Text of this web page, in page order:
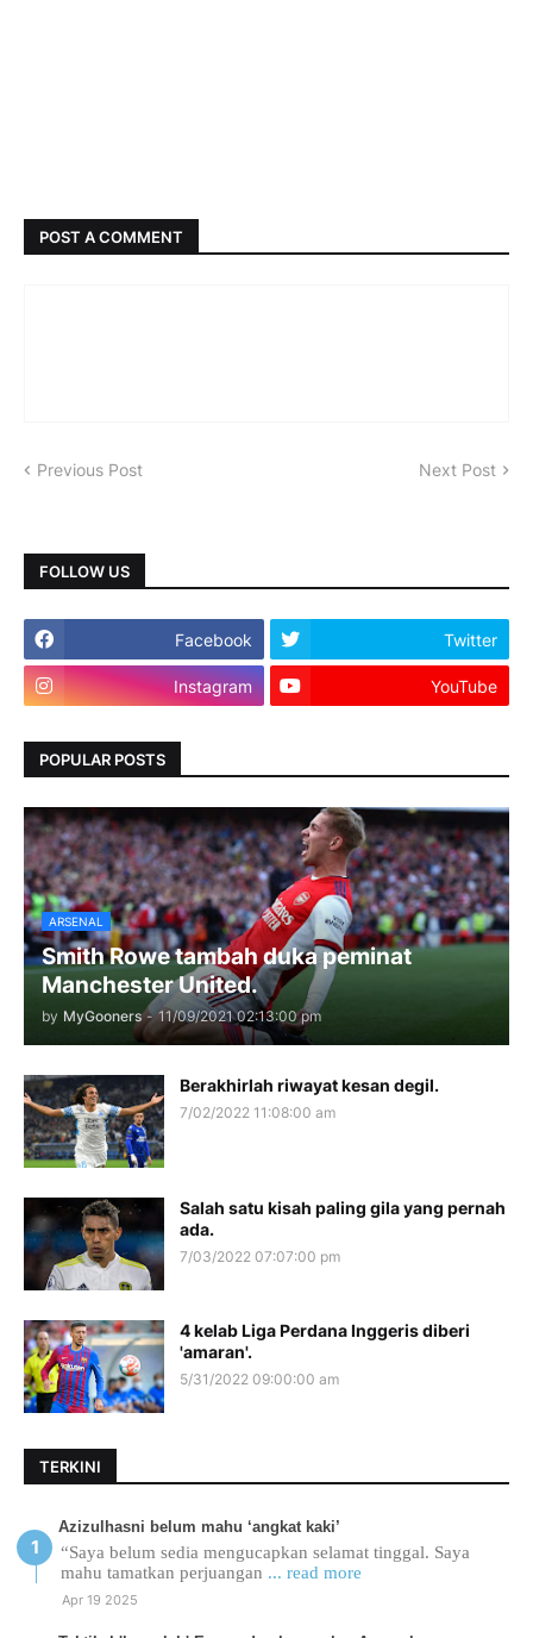
POST A COMMENT
Previous Post Next Post
FOLLOW US
Facebook Twitter
Instagram YouTube
POPULAR POSTS
ARSENAL
Smith Rowe tambah duka peminat
Manchester United.
by MyGooners - 11/09/2021 02:13:00 pm
Berakhirlah riwayat kesan degil.
7/02/2022 11:08:00 am
Salah satu kisah paling gila yang pernah
ada.
7/03/2022 07:07:00 pm
4 kelab Liga Perdana Inggeris diberi
'amaran'.
5/31/2022 09:00:00 am
TERKINI
Azizulhasni belum mahu ‘angkat kaki’
“Saya belum sedia mengucapkan selamat tinggal. Saya
mahu tamatkan perjuangan ... read more
Apr 19 2025